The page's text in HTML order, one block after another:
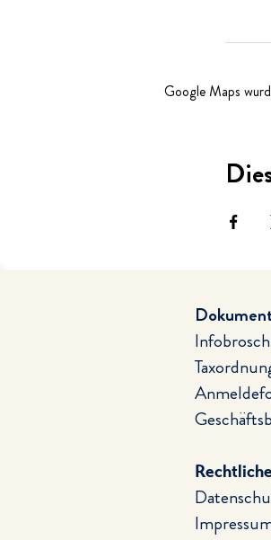
Google Maps